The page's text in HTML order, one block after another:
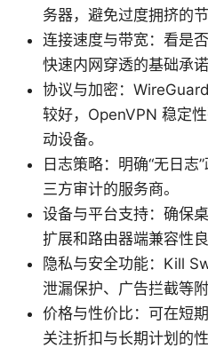
务器，避免过度拥挤的节
连接速度与带宽：看是
快速内网穿透的基础承
协议与加密：
较好，OpenVPN 稳定
动设备。
日志策略：明确“无日志
三方审计的服务商。
设备与平台支持：确保
扩展和路由器端兼容性良
隐私与安全功能：Kill
泄漏保护、广告拦截等附
价格与性价比：可在短
关注折扣与长期计划的性